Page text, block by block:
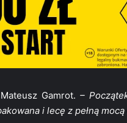
Gamrot. –
i lecę z pełną